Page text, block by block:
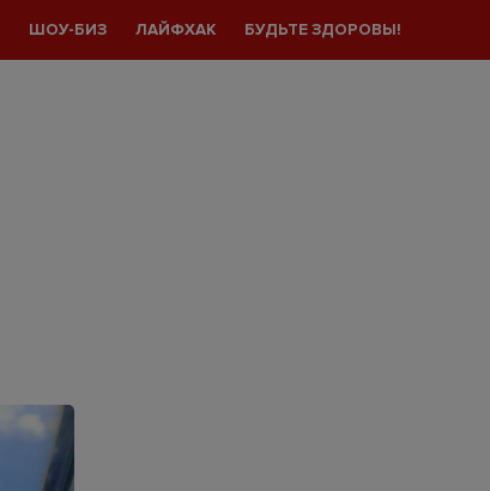
ШОУ-БИЗ ЛАЙФХАК БУДЬТЕ ЗДОРОВЫ!